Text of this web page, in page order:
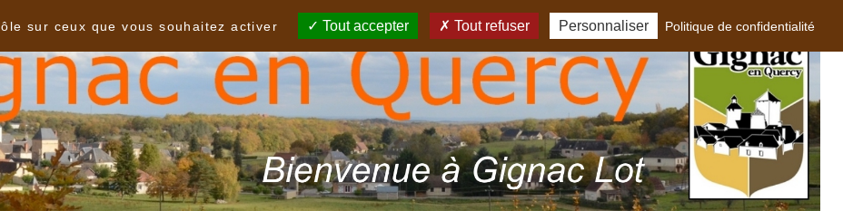
sur ceux que vous souhaitez activer
Tout accepter Tout refuser Personnaliser Politique de confidentialité